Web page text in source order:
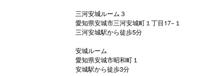
三河安城ルーム３
愛知県安城市三河安城町１丁目17−１
三河安城駅から徒歩5分
安城ルーム
愛知県安城市昭和町１
安城駅から徒歩3分